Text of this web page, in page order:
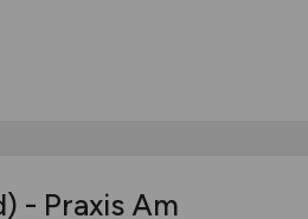
- Praxis Am